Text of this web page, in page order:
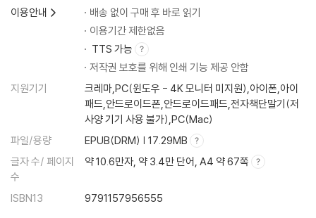
윗사람을 농락해 권세를 마음대로 휘두르다
하찮은 인정이나 베푼다
잘못이 이루 헤아릴 수 없을 만큼 많다
다른 사람의 힘으로 일을 이룬다
원대한 포부를 가슴에 품어라
겉모습은 같으나 실제로는 다르다
섶 위에서 잠을 자고 쓸개를 핥는다
국가나 임금에게 큰 죄를 짓다
도리에 순종하지 않고 억지로 한다
비슷한 두 세력이 공존할 수 없다
이용안내
배송 없이 구매 후 바로 읽기
이용기간 제한없음
TTS 가능
저작권 보호를 위해 인쇄 기능 제공 안함
지원기기
크레마,PC(윈도우 - 4K 모니터 미지원),아이폰,아이
패드,안드로이드폰,안드로이드패드,전자책단말기(저
사양 기기 사용 불가),PC(Mac)
파일/용량
EPUB(DRM) | 17.29MB
글자 수/ 페이지
수
약 10.6만자, 약 3.4만 단어, A4 약 67쪽
ISBN13 9791157956555